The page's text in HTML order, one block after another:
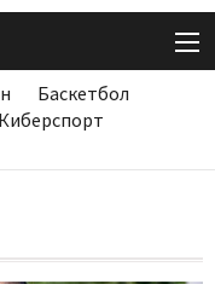
Баскетбол
Киберспорт